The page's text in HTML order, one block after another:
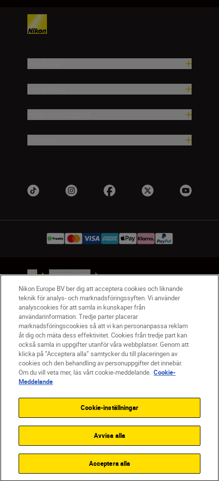
SV Nikon Sites
Kontakta oss
Policydokument om personuppgiftsbehandling
Användningsvillkor
Användarvillkor för Nikon Store
Cookie-meddelande
Tillgänglighet
Cookieinställningar
© 2026 Nikon
Nikon Europe BV ber dig att acceptera cookies och liknande
teknik för analys- och marknadsföringssyften. Vi använder
analyscookies för att samla in kunskaper från
användarinformation. Tredje parter placerar
marknadsföringscookies så att vi kan personanpassa reklam
åt dig och mäta dess effektivitet. Cookies från tredje part kan
också samla in uppgifter utanför våra webbplatser. Genom att
klicka på ”Acceptera alla” samtycker du till placeringen av
cookies och den behandling av personuppgifter det innebär.
Om du vill veta mer, läs vårt cookie-meddelande. Cookie-
Meddelande
Cookie-inställningar
Avvisa alla
Acceptera alla